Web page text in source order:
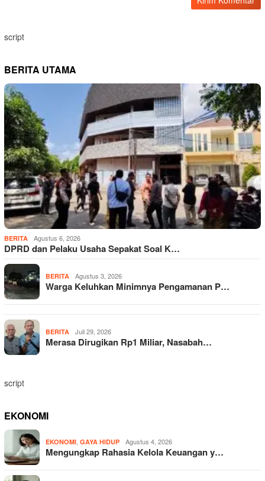
script
BERITA UTAMA
BERITA Agustus 6, 2026
DPRD dan Pelaku Usaha Sepakat Soal K…
BERITA Agustus 3, 2026
Warga Keluhkan Minimnya Pengamanan P…
BERITA Juli 29, 2026
Merasa Dirugikan Rp1 Miliar, Nasabah…
script
EKONOMI
EKONOMI GAYA HIDUP Agustus 4, 2026
Mengungkap Rahasia Kelola Keuangan y…